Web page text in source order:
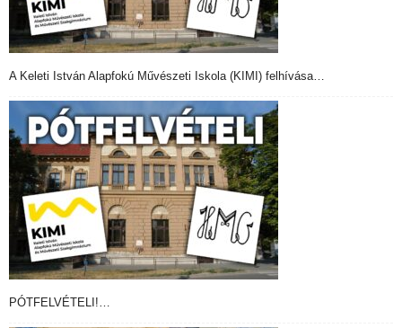
A Keleti István Alapfokú Művészeti Iskola (KIMI) felhívása…
PÓTFELVÉTELI!…